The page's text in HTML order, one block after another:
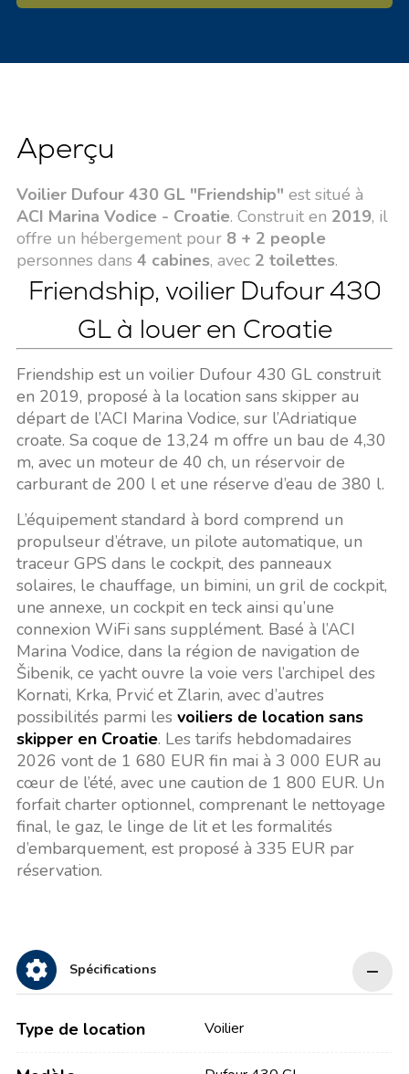
Aperçu
Voilier Dufour 430 GL "Friendship" est situé à
ACI Marina Vodice - Croatie. Construit en 2019, il
offre un hébergement pour 8 + 2 people
personnes dans 4 cabines, avec 2 toilettes.
Friendship, voilier Dufour 430
GL à louer en Croatie
Friendship est un voilier Dufour 430 GL construit
en 2019, proposé à la location sans skipper au
départ de l’ACI Marina Vodice, sur l’Adriatique
croate. Sa coque de 13,24 m offre un bau de 4,30
m, avec un moteur de 40 ch, un réservoir de
carburant de 200 l et une réserve d’eau de 380 l.
L’équipement standard à bord comprend un
propulseur d’étrave, un pilote automatique, un
traceur GPS dans le cockpit, des panneaux
solaires, le chauffage, un bimini, un gril de cockpit,
une annexe, un cockpit en teck ainsi qu’une
connexion WiFi sans supplément. Basé à l’ACI
Marina Vodice, dans la région de navigation de
Šibenik, ce yacht ouvre la voie vers l’archipel des
Kornati, Krka, Prvić et Zlarin, avec d’autres
possibilités parmi les voiliers de location sans
skipper en Croatie. Les tarifs hebdomadaires
2026 vont de 1 680 EUR fin mai à 3 000 EUR au
cœur de l’été, avec une caution de 1 800 EUR. Un
forfait charter optionnel, comprenant le nettoyage
final, le gaz, le linge de lit et les formalités
d’embarquement, est proposé à 335 EUR par
réservation.
Spécifications
Type de location Voilier